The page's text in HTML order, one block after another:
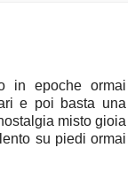
in epoche ormai
e poi basta una
misto gioia
su piedi ormai